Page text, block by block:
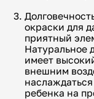
окраски для
приятный
Натуральное
имеет
внешним
ребенка на